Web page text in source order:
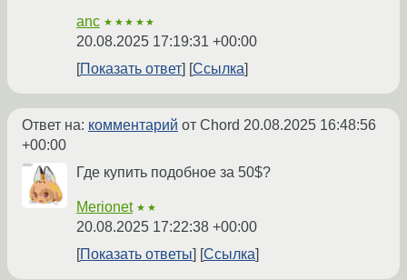
anc ★★★★★
20.08.2025 17:19:31 +00:00
Показать ответ
Ссылка
Ответ на: комментарий от Chord 20.08.2025 16:48:56
+00:00
Где купить подобное за 50$?
Merionet ★★
20.08.2025 17:22:38 +00:00
Показать ответы
Ссылка